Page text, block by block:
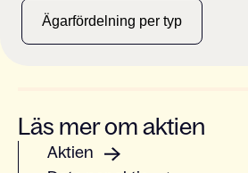
Ägarfördelning per typ
Läs mer om aktien
Aktien